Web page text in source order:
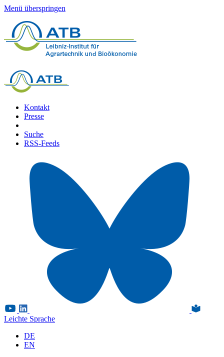
Menü überspringen
Kontakt
Presse
Suche
RSS-Feeds
Leichte Sprache
DE
EN